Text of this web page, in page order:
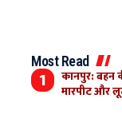
Most Read
कानपुर: बहन
मारपीट और